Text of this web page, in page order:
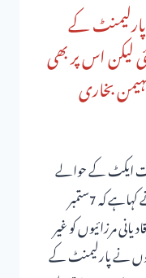
پارلیمنٹ کے
اس پر بھی
بخاری
ایکٹ کے حوالے
سے قائد احرارسید عطاءالمہیمن بخاری نے کہاہے کہ 7ستمبر
مرزائیوں کو غیر
نے پارلیمنٹ کے